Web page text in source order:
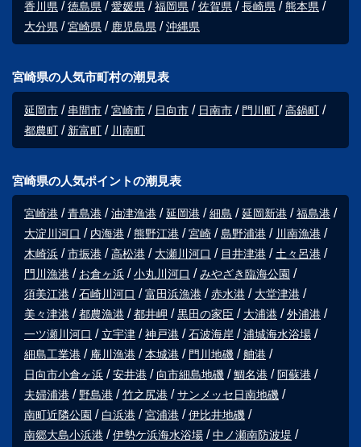
香川県 徳島県 愛媛県 福岡県 佐賀県 長崎県
熊本県
大分県
宮崎県 鹿児島県 沖縄県
宮崎県の人気市町村の潮見表
延岡市 串間市 宮崎市 日向市 日南市 門川町
高鍋町
都農町
新富町 川南町
宮崎県の人気ポイントの潮見表
宮崎港 青島港 油津漁港 延岡港 細島 延岡新港
福島港
大淀川河口
内海港 熊野江港 宮崎 島野浦港
川南漁港
木崎浜
市振港 高松港 大瀬川河口 目井津港
土々呂港
門川漁港
お倉ヶ浜 小丸川河口
みやざき臨海公園
須美江港
石崎川河口 富田浜漁港 赤水港
大堂津港
美々津港
都農漁港 都井岬 黒田の家臣 大浦港
外浦港
一ツ瀬川河口
立宇津 神戸港 石波海岸
浦城海水浴場
細島工業港
庵川漁港 本城港 門川地磯
舳港
日向市小倉ヶ浜
安井港 向市細島地磯 鯛名港
阿蘇港
夫婦浦港
野島港 竹之尻港
サンメッセ日南地磯
南町近隣公園
白浜港 宮浦港
伊比井地磯
南郷大島小浜港
伊勢ケ浜海水浴場
中ノ瀬南防波堤